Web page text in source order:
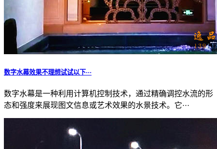
数字水幕效果不理想试试以下···
数字水幕是一种利用计算机控制技术，通过精确调控水流的形
态和强度来展现图文信息或艺术效果的水景技术。它···